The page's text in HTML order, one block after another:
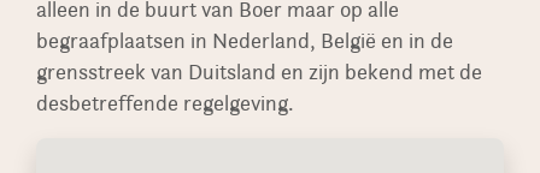
alleen in de buurt van Boer maar op alle
begraafplaatsen in Nederland, België en in de
grensstreek van Duitsland en zijn bekend met de
desbetreffende regelgeving.